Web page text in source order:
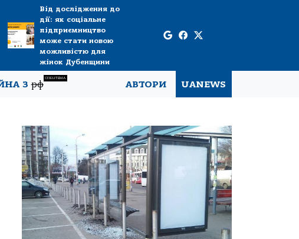
Від дослідження до
дії: як соціальне
підприємництво
може стати новою
можливістю для
жінок Дубенщини
Зрф
СПЕЦТЕМА
АВТОРИ UANEWS